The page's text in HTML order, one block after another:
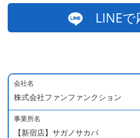
LINEで
会社名
株式会社ファンファンクション
事業所名
【新宿店】サガノサカバ